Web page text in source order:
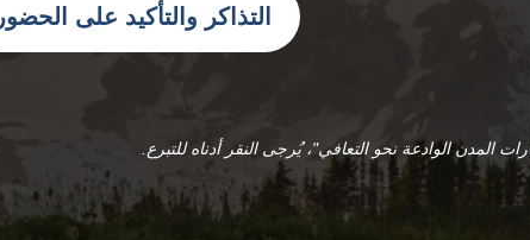
التذاكر والتأكيد على الحضور
المدن الوادعة نحو التعافي"، يُرجى النقر أدناه للتبرع.